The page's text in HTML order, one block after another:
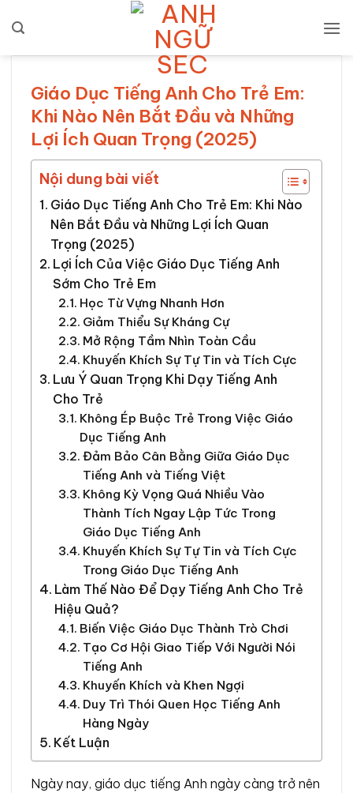
qua
Giáo Dục Tiếng Anh Cho Trẻ Em:
Khi Nào Nên Bắt Đầu và Những
Lợi Ích Quan Trọng (2025)
Nội dung bài viết
Giáo Dục Tiếng Anh Cho Trẻ Em: Khi Nào
Nên Bắt Đầu và Những Lợi Ích Quan
Trọng (2025)
Lợi Ích Của Việc Giáo Dục Tiếng Anh
Sớm Cho Trẻ Em
Học Từ Vựng Nhanh Hơn
Giảm Thiểu Sự Kháng Cự
Mở Rộng Tầm Nhìn Toàn Cầu
Khuyến Khích Sự Tự Tin và Tích Cực
Lưu Ý Quan Trọng Khi Dạy Tiếng Anh
Cho Trẻ
Không Ép Buộc Trẻ Trong Việc Giáo
Dục Tiếng Anh
Đảm Bảo Cân Bằng Giữa Giáo Dục
Tiếng Anh và Tiếng Việt
Không Kỳ Vọng Quá Nhiều Vào
Thành Tích Ngay Lập Tức Trong
Giáo Dục Tiếng Anh
Khuyến Khích Sự Tự Tin và Tích Cực
Trong Giáo Dục Tiếng Anh
Làm Thế Nào Để Dạy Tiếng Anh Cho Trẻ
Hiệu Quả?
Biến Việc Giáo Dục Thành Trò Chơi
Tạo Cơ Hội Giao Tiếp Với Người Nói
Tiếng Anh
Khuyến Khích và Khen Ngợi
Duy Trì Thói Quen Học Tiếng Anh
Hàng Ngày
Kết Luận
Ngày nay, giáo dục tiếng Anh ngày càng trở nên